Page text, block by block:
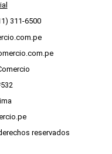
311-6500
reservados